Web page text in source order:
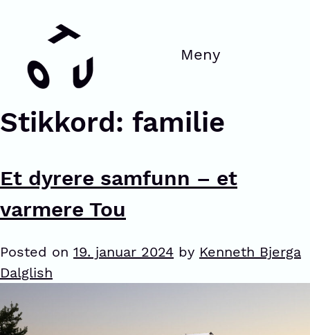
Stikkord: familie
Et dyrere samfunn – et
varmere Tou
Posted on 19. januar 2024 by Kenneth Bjerga
Dalglish